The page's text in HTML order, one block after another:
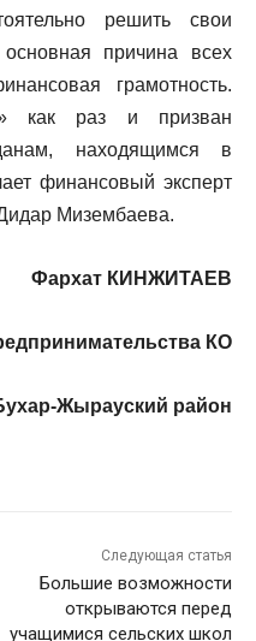
решить свои
причина всех
грамотность.
как раз и призван
находящимся в
финансовый эксперт
Мизембаева.
Фархат КИНЖИТАЕВ
КО
Жырауский район
Следующая статья
Большие возможности
открываются перед
учащимися сельских школ